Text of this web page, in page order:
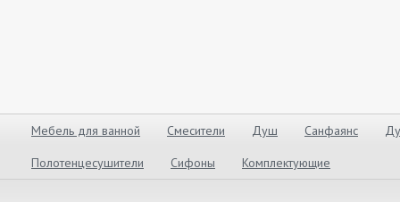
Мебель для ванной Смесители Душ Санфаянс
Полотенцесушители
Сифоны Комплектующие